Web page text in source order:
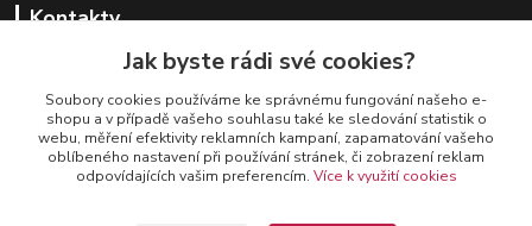
Kontakty
+420 728 727 761
Jak byste rádi své cookies?
Soubory cookies používáme ke správnému fungování našeho e-
shopu a v případě vašeho souhlasu také ke sledování statistik o
webu, měření efektivity reklamních kampaní, zapamatování vašeho
oblíbeného nastavení při používání stránek, či zobrazení reklam
odpovídajících vašim preferencím. Více k využití cookies